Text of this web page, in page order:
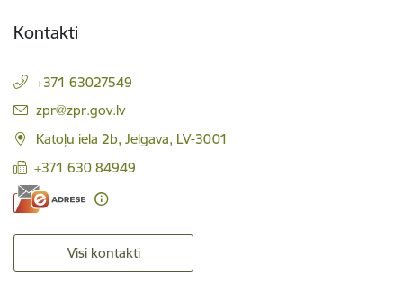
Kontakti
+371 63027549
E-pasts:
zpr@zpr.gov.lv
Katoļu iela 2b, Jelgava, LV-3001
+371 630 84949
Visi kontakti